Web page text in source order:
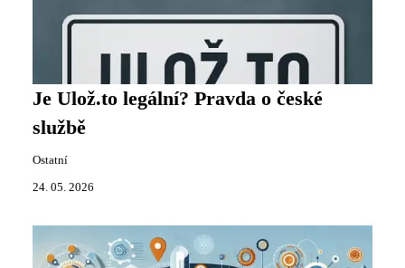
Je Ulož.to legální? Pravda o české
službě
Ostatní
24. 05. 2026